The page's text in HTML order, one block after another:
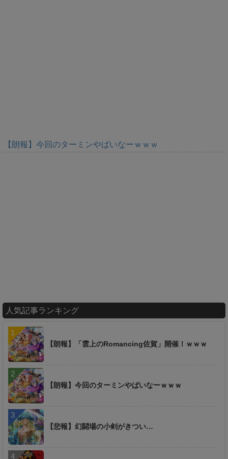
【朗報】今回のターミンやばいなーｗｗｗ
人気記事ランキング
【朗報】「雲上のRomancing佐賀」開催！ｗｗｗ
【朗報】今回のターミンやばいなーｗｗｗ
【悲報】幻闘場の小剣がきつい…